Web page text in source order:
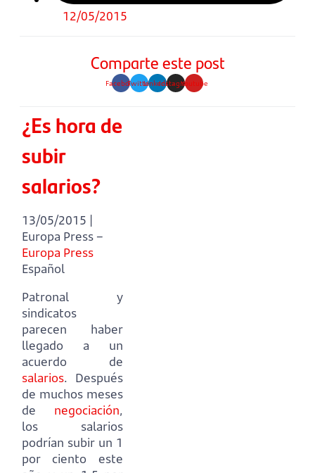
12/05/2015
Comparte este post
FacebookTwitterLinkedinInstagramYoutube
¿Es hora de
subir
salarios?
13/05/2015 |
Europa Press –
Europa Press
Español
Patronal y
sindicatos
parecen haber
llegado a un
acuerdo de
salarios. Después
de muchos meses
de negociación,
los salarios
podrían subir un 1
por ciento este